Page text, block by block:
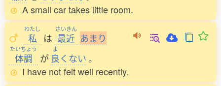
A small car takes little room.
わたし
私 は
さいきん
最近 あまり
たいちょう
体調 が
よ
良くない。
I have not felt well recently.